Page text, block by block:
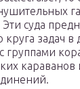
суда
задач в
группами